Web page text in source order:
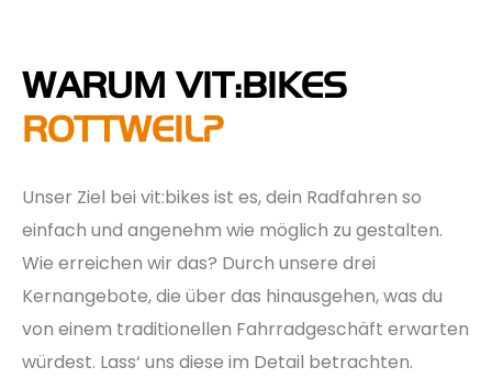
WARUM VIT:BIKES
ROTTWEIL?
Unser Ziel bei vit:bikes ist es, dein Radfahren so
einfach und angenehm wie möglich zu gestalten.
Wie erreichen wir das? Durch unsere drei
Kernangebote, die über das hinausgehen, was du
von einem traditionellen Fahrradgeschäft erwarten
würdest. Lass‘ uns diese im Detail betrachten.